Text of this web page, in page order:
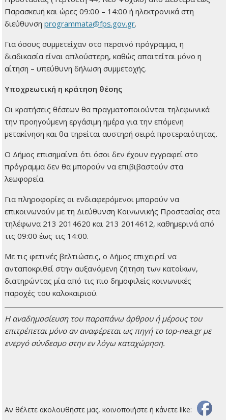
Παρασκευή και ώρες 09:00 – 14:00 ή ηλεκτρονικά στη
διεύθυνσηprogrammata@fps.gov.gr.
Για όσους συμμετείχαν στο περσινό πρόγραμμα, η
διαδικασία είναι απλούστερη, καθώς απαιτείται μόνο η
αίτηση – υπεύθυνη δήλωση συμμετοχής.
Υποχρεωτική η κράτηση θέσης
Οι κρατήσεις θέσεων θα πραγματοποιούνται τηλεφωνικά
την προηγούμενη εργάσιμη ημέρα για την επόμενη
μετακίνηση και θα τηρείται αυστηρή σειρά προτεραιότητας.
Ο Δήμος επισημαίνει ότι όσοι δεν έχουν εγγραφεί στο
πρόγραμμα δεν θα μπορούν να επιβιβαστούν στα
λεωφορεία.
Για πληροφορίες οι ενδιαφερόμενοι μπορούν να
επικοινωνούν με τη Διεύθυνση Κοινωνικής Προστασίας στα
τηλέφωνα 213 2014620 και 213 2014612, καθημερινά από
τις 09:00 έως τις 14:00.
Με τις φετινές βελτιώσεις, ο Δήμος επιχειρεί να
ανταποκριθεί στην αυξανόμενη ζήτηση των κατοίκων,
διατηρώντας μία από τις πιο δημοφιλείς κοινωνικές
παροχές του καλοκαιριού.
H αναδημοσίευση του παραπάνω άρθρου ή μέρους του
επιτρέπεται μόνο αν αναφέρεται ως πηγή το top-nea.gr με
ενεργό σύνδεσμο στην εν λόγω καταχώρηση.
Αν θέλετε ακολουθήστε μας, κοινοποιήστε ή κάνετε like: